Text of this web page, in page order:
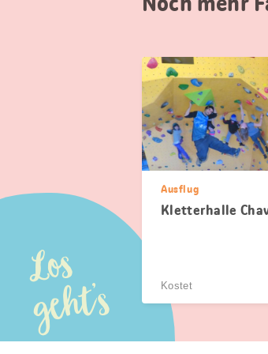
Ausflug
Kletterhalle
Kostet
Los
geht’s